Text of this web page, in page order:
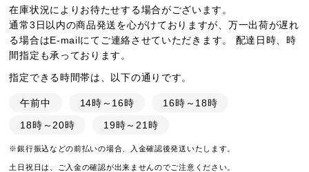
在庫状況によりお待たせする場合がございます。
通常3日以内の商品発送を心がけておりますが、万一出荷が遅れ
る場合はE-mailにてご連絡させていただきます。 配達日時、時
間指定も承っております。
指定できる時間帯は、以下の通りです。
午前中 14時～16時
16時～18時
18時～20時
19時～21時
※銀行振込などの前払いの場合、入金確認後発送いたします。
土日祝日は、ご入金の確認が出来ませんのでご注意ください。